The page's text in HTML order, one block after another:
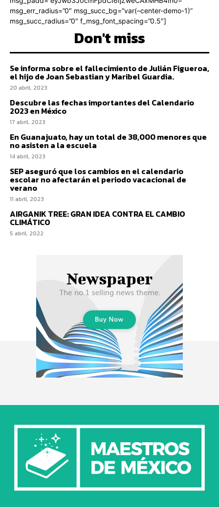
msg_err_radius=”0″ msg_succ_bg=”var(–center-demo-1)”
msg_succ_radius=”0″ f_msg_font_spacing=”0.5″]
Don't miss
Se informa sobre el fallecimiento de Julián Figueroa,
el hijo de Joan Sebastian y Maribel Guardia.
20 abril, 2023
Descubre las fechas importantes del Calendario
2023 en México
17 abril, 2023
En Guanajuato, hay un total de 38,000 menores que
no asisten a la escuela
14 abril, 2023
SEP aseguró que los cambios en el calendario
escolar no afectarán el periodo vacacional de
verano
11 abril, 2023
AIRGANIK TREE: GRAN IDEA CONTRA EL CAMBIO
CLIMÁTICO
5 abril, 2022